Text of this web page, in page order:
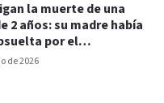
de 2026
la muerte de una
2 años: su madre había
por el
de otras dos